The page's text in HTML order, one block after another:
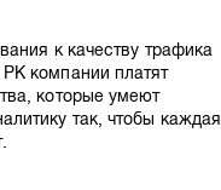
к качеству трафика
компании платят
которые умеют
так, чтобы каждая